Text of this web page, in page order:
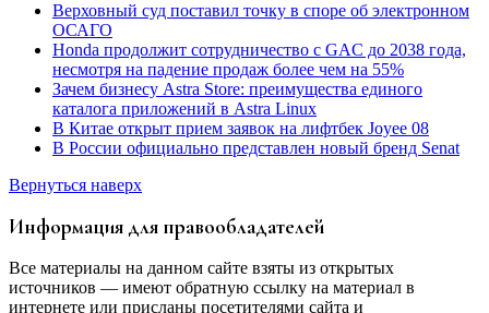
Верховный суд поставил точку в споре об электронном
ОСАГО
Honda продолжит сотрудничество с GAC до 2038 года,
несмотря на падение продаж более чем на 55%
Зачем бизнесу Astra Store: преимущества единого
каталога приложений в Astra Linux
В Китае открыт прием заявок на лифтбек Joyee 08
В России официально представлен новый бренд Senat
Вернуться наверх
Информация для правообладателей
Все материалы на данном сайте взяты из открытых
источников — имеют обратную ссылку на материал в
интернете или присланы посетителями сайта и